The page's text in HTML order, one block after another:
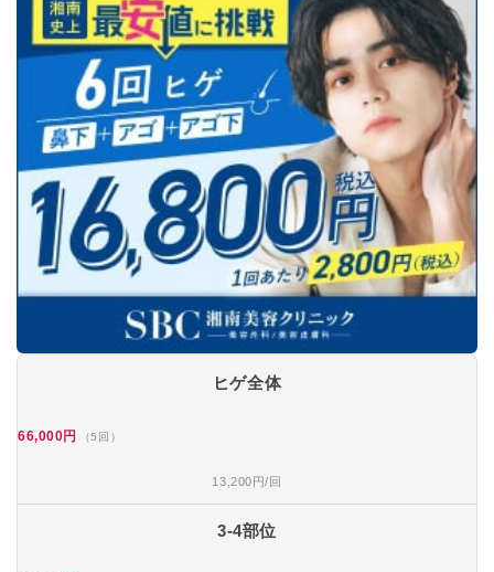
ヒゲ全体
66,000円 （5回）
13,200円/回
3-4部位